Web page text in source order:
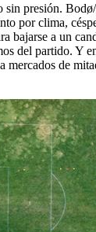
sin presión.
por clima,
bajarse a un
del partido. Y
mercados de